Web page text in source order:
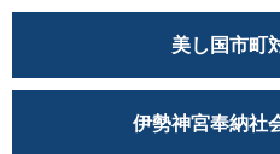
美し国市町
伊勢神宮奉納社